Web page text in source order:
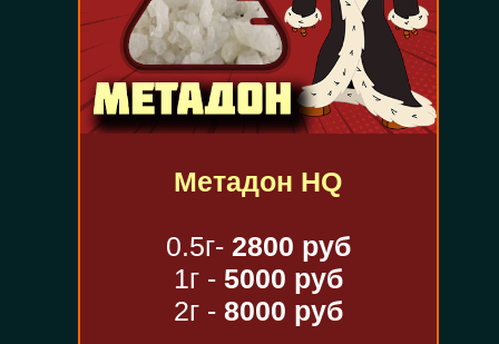
Метадон HQ
0.5г- 2800 руб
1г - 5000 руб
2г - 8000 руб